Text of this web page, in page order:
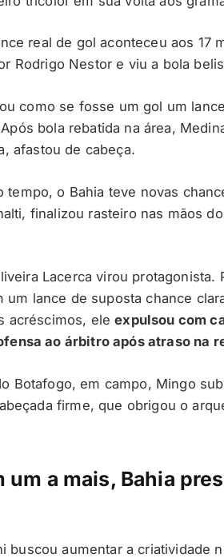
real de gol aconteceu aos 17
Rodrigo Nestor e viu a bola
como se fosse um gol um
bola rebatida na área,
afastou de cabeça.
o Bahia teve novas
finalizou rasteiro nas mãos
Lacerca virou protagonista.
um lance de suposta chance
acréscimos, eleexpulsou com
ao árbitro após atraso na
Botafogo, em campo, Mingo
firme, que obrigou o
a mais, Bahia
buscou aumentar a criatividade